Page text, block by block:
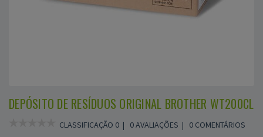
DEPÓSITO DE RESÍDUOS ORIGINAL BROTHER WT200CL
CLASSIFICAÇÃO 0 | 0 AVALIAÇÕES | 0 COMENTÁRIOS